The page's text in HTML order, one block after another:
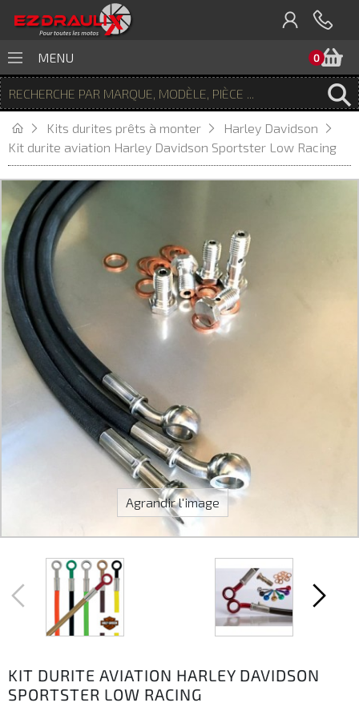
0
MENU
Kits durites prêts à monter
Harley Davidson
Kit durite aviation Harley Davidson Sportster Low Racing
Agrandir l'image
KIT DURITE AVIATION HARLEY DAVIDSON
SPORTSTER LOW RACING